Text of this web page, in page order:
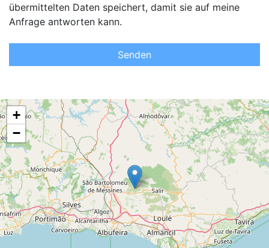
übermittelten Daten speichert, damit sie auf meine
Anfrage antworten kann.
Senden
+
−